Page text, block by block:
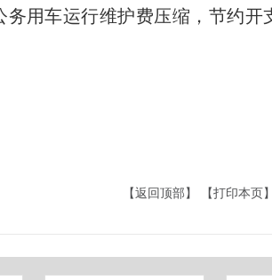
务用车运行维护费压缩，节约开
【返回顶部】
【打印本页】